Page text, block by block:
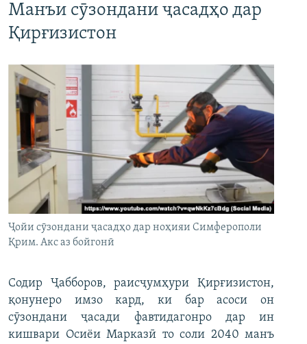
Манъи сӯзондани ҷасадҳо дар
Қирғизистон
Ҷойи сӯзондани ҷасадҳо дар ноҳияи Симферополи
Қрим. Акс аз бойгонӣ
Содир Ҷабборов, раисҷумҳури Қирғизистон,
қонунеро имзо кард, ки бар асоси он
сӯзондани ҷасади фавтидагонро дар ин
кишвари Осиёи Марказӣ то соли 2040 манъ